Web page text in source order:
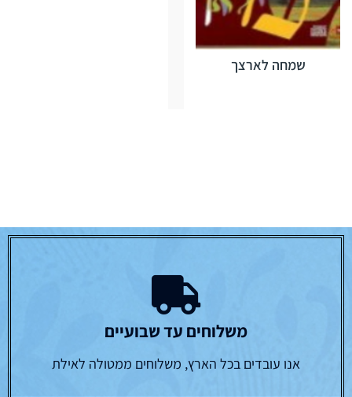
שמחה לארצך
משלוחים עד שבועיים
אנו עובדים בכל הארץ, משלוחים ממטולה לאילת